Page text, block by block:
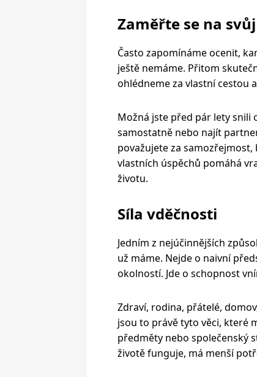
Zaměřte se na
Často zapomínáme ocenit,
ještě nemáme. Přitom
ohlédneme za vlastní cestou
Možná jste před pár lety snili
samostatně nebo najít
považujete za
vlastních úspěchů pomáhá
životu.
Síla vděčnosti
Jedním z nejúčinnějších
už máme. Nejde o naivní
okolností. Jde o schopnost
Zdraví, rodina, přátelé,
jsou to právě tyto věci, které
předměty nebo společenský
životě funguje, má menší